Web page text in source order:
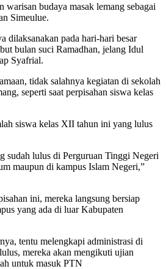
warisan budaya masak lemang sebagai
Simeulue.
dilaksanakan pada hari-hari besar
bulan suci Ramadhan, jelang Idul
Syafrial.
tidak salahnya kegiatan di sekolah
seperti saat perpisahan siswa kelas
siswa kelas XII tahun ini yang lulus
sudah lulus di Perguruan Tinggi Negeri
maupun di kampus Islam Negeri,”
ini, mereka langsung bersiap
yang ada di luar Kabupaten
tentu melengkapi administrasi di
mereka akan mengikuti ujian
untuk masuk PTN